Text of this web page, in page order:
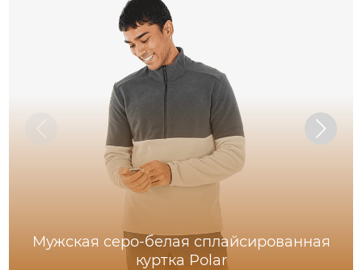
Мужская серо-белая сплайсированная
куртка Polar